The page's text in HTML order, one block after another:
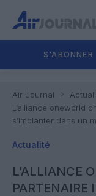
S'ABONNER
Air Journal
L’alliance oneworld
s’implanter dans un
Actualité
L’ALLIANCE
PARTENAIRE